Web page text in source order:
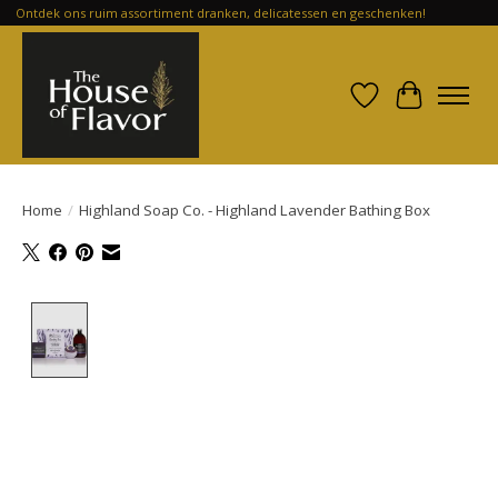
Ontdek ons ruim assortiment dranken, delicatessen en geschenken!
Verlanglijst
Home / Highland Soap Co. - Highland Lavender Bathing Box